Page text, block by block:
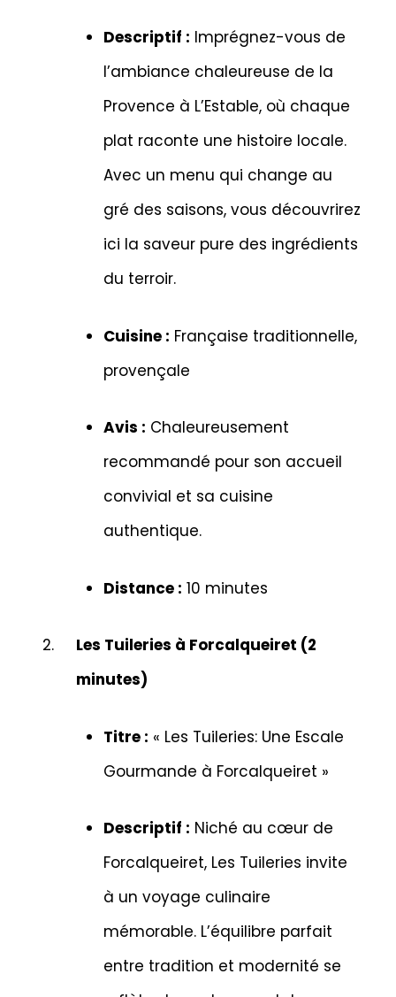
Descriptif : Imprégnez-vous de
l’ambiance chaleureuse de la
Provence à L’Estable, où chaque
plat raconte une histoire locale.
Avec un menu qui change au
gré des saisons, vous découvrirez
ici la saveur pure des ingrédients
du terroir.
Cuisine : Française traditionnelle,
provençale
Avis : Chaleureusement
recommandé pour son accueil
convivial et sa cuisine
authentique.
Distance : 10 minutes
Les Tuileries à Forcalqueiret (2
minutes)
Titre : « Les Tuileries: Une Escale
Gourmande à Forcalqueiret »
Descriptif : Niché au cœur de
Forcalqueiret, Les Tuileries invite
à un voyage culinaire
mémorable. L’équilibre parfait
entre tradition et modernité se